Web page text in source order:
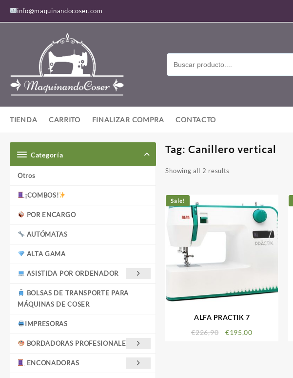
contenido
info@maquinandocoser.com
TIENDA CARRITO FINALIZAR COMPRA CONTACTO
Categoría
Otros
¡COMBOS!
POR ENCARGO
AUTÓMATAS
ALTA GAMA
ASISTIDA POR ORDENADOR
BOLSAS DE TRANSPORTE PARA
MÁQUINAS DE COSER
IMPRESORAS
BORDADORAS PROFESIONALES
ENCONADORAS
Tag:Canillero vertical
Showing all 2 results
Sale!
ALFA PRACTIK 7
€226,90 €195,00